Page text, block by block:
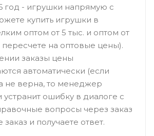
год - игрушки напрямую с
купить игрушки в
оптом от 5 тыс. и оптом от
пересчете на оптовые цены).
заказы цены
автоматически (если
не верна, то менеджер
устранит ошибку в диалоге с
вопросы через заказ
и получаете ответ.